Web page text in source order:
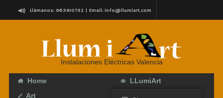
Llámanos: 963910732 | Email: info@llumiart.com
Instalaciones Eléctricas Valencia
Home LLumiArt
Art
Servicios